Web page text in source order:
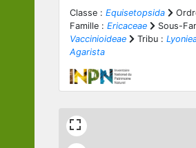
Classe : Equisetopsida
Famille : Ericaceae
Sous-
Vaccinioideae
Tribu :
Agarista